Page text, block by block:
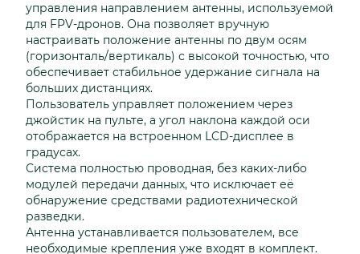
управления направлением антенны, используемой
для FPV-дронов. Она позволяет вручную
настраивать положение антенны по двум осям
(горизонталь/вертикаль) с высокой точностью, что
обеспечивает стабильное удержание сигнала на
больших дистанциях.
Пользователь управляет положением через
джойстик на пульте, а угол наклона каждой оси
отображается на встроенном LCD-дисплее в
градусах.
Система полностью проводная, без каких-либо
модулей передачи данных, что исключает её
обнаружение средствами радиотехнической
разведки.
Антенна устанавливается пользователем, все
необходимые крепления уже входят в комплект.